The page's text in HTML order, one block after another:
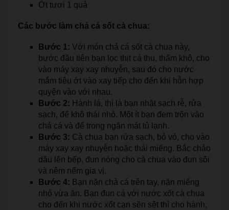
Ớt tươi 1 quả
Các bước làm chả cá sốt cà chua:
Bước 1: Với món chả cá sốt cà chua này,
bước đầu tiên bạn lọc thịt cá thu, thấm khô, cho
vào máy xay xay nhuyễn, sau đó cho nước
mắm tiêu ớt vào xay tiếp cho đến khi hỗn hợp
quyện vào với nhau.
Bước 2: Hành lá, thì là bạn nhặt sạch rễ, rửa
sạch, để khô thái nhỏ. Một ít bạn đem trộn vào
chả cá và để trong ngăn mát tủ lạnh.
Bước 3: Cà chua bạn rửa sạch, bỏ vỏ, cho vào
máy xay xay nhuyễn hoặc thái miếng. Bắc chảo
dầu lên bếp, đun nóng cho cà chua vào đun sôi
và nêm nếm gia vị.
Bước 4: Bạn nặn chả cá trên tay, nặn miếng
nhỏ vừa ăn. Bạn đun cá với nước xốt cà chua
cho đến khi nước xốt cạn sền sệt thì cho hành,